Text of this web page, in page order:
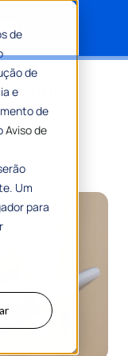
de
de
e
de
Aviso de
Um
para